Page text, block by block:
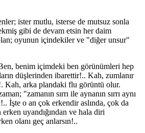
ister mutlu, isterse de mutsuz sonla
gibi de devam etsin her daim
oyunun içindekiler ve "diğer unsur"
benim içimdeki ben görünümleri hep
düşlerinden ibarettir!.. Kah, zumlanır
Kah, arka plandaki flu görüntü olur.
"zamanın sırrı ile aynanın sırrı aynı
İşte o an çok erkendir aslında, çok da
uyandığından ve hala diri
olanı geç anlarsın!..